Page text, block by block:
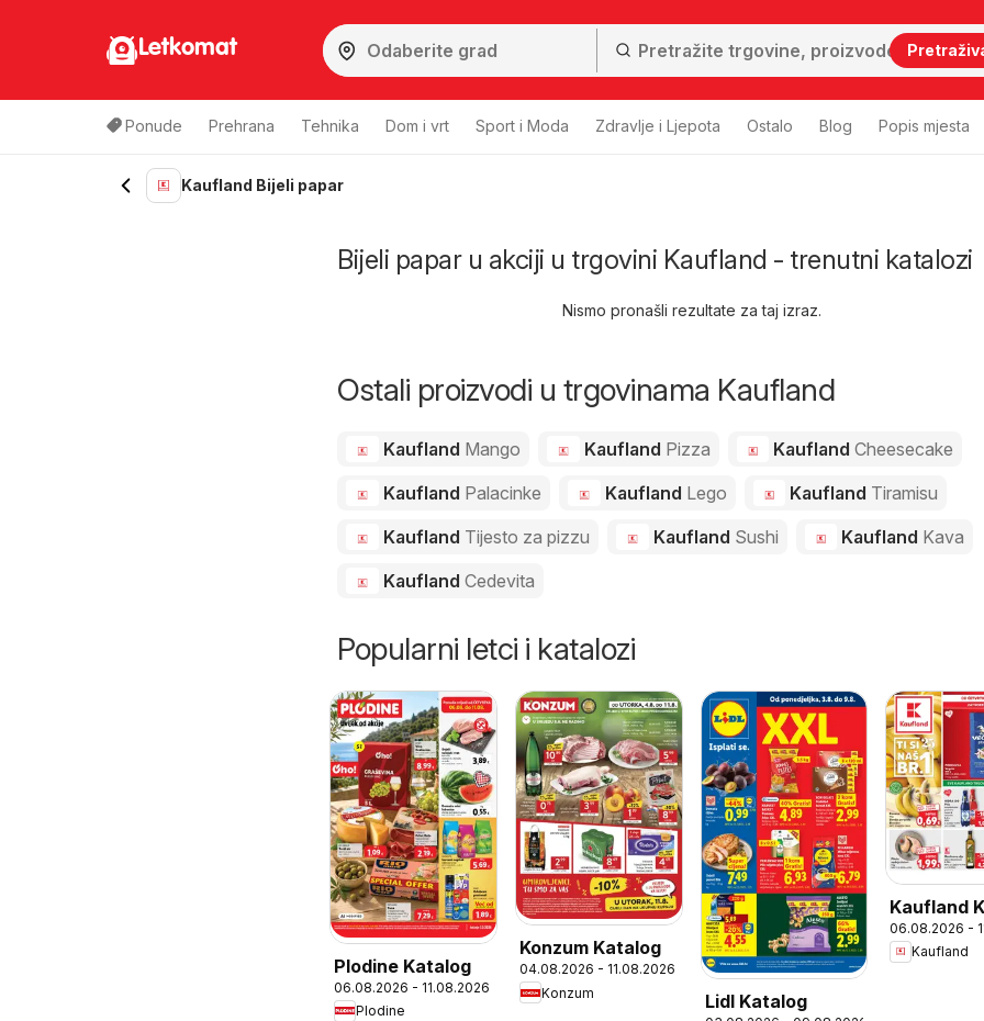
Letkomat
Ponude Prehrana Tehnika Dom i vrt Sport i Moda Zdravlje i Ljepota Ostalo Blog Popis mjesta
Kaufland Bijeli papar
Bijeli papar u akciji u trgovini Kaufland - trenutni katalozi
Nismo pronašli rezultate za taj izraz.
Ostali proizvodi u trgovinama Kaufland
Kaufland Mango Kaufland Pizza KauflandCheesecake
Kaufland Palacinke Kaufland Lego Kaufland Tiramisu
Kaufland Tijesto za pizzu Kaufland Sushi Kaufland Kava
Kaufland Cedevita
Popularni letci i katalozi
Plodine Katalog
06.08.2026 - 11.08.2026
Plodine
Konzum Katalog
04.08.2026 - 11.08.2026
Konzum
Lidl Katalog
Kaufland
06.08.2026 -
Kaufland